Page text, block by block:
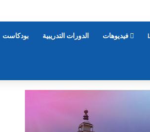
فيديوهات الدورات التدريبية بودكاست